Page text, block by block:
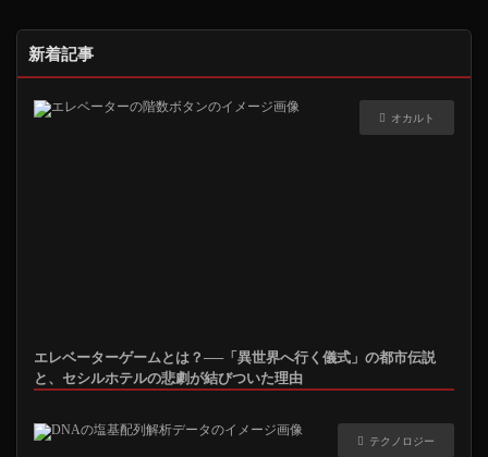
新着記事
オカルト
エレベーターゲームとは？──「異世界へ行く儀式」の都市伝説
と、セシルホテルの悲劇が結びついた理由
テクノロジー